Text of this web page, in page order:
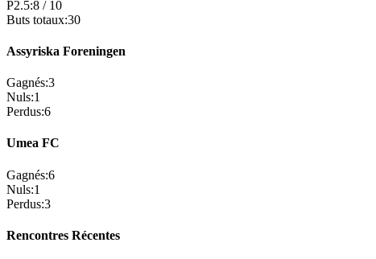
P2.5:8 / 10
Buts totaux:30
Assyriska Foreningen
Gagnés:3
Nuls:1
Perdus:6
Umea FC
Gagnés:6
Nuls:1
Perdus:3
Rencontres Récentes